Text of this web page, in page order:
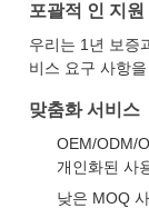
포괄적 인 지원
우리는 1년 보증
비스 요구 사항
맞춤화 서비스
OEM/ODM/
개인화된 사
낮은 MOQ